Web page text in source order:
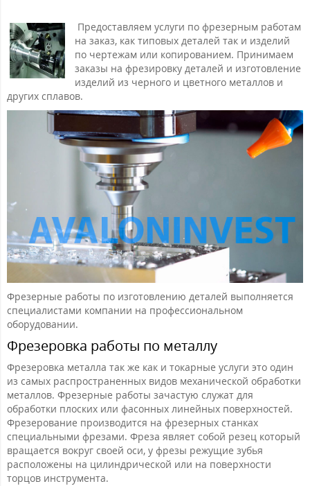
Предоставляем услуги по фрезерным работам
на заказ, как типовых деталей так и изделий
по чертежам или копированием. Принимаем
заказы на фрезировку деталей и изготовление
изделий из черного и цветного металлов и
других сплавов.
Фрезерные работы по изготовлению деталей выполняется
специалистами компании на профессиональном
оборудовании.
Фрезеровка работы по металлу
Фрезеровка металла так же как и токарные услуги это один
из самых распространенных видов механической обработки
металлов. Фрезерные работы зачастую служат для
обработки плоских или фасонных линейных поверхностей.
Фрезерование производится на фрезерных станках
специальными фрезами. Фреза являет собой резец который
вращается вокруг своей оси, у фрезы режущие зубья
расположены на цилиндрической или на поверхности
торцов инструмента.